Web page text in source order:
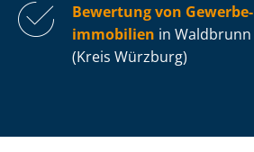
Bewertung von Ge­wer­be­
im­mo­bi­li­en in Waldbrunn
(Kreis Würzburg)